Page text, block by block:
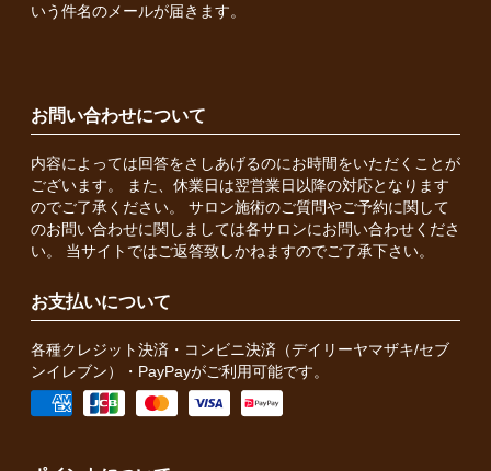
いう件名のメールが届きます。
お問い合わせについて
内容によっては回答をさしあげるのにお時間をいただくことが
ございます。 また、休業日は翌営業日以降の対応となります
のでご了承ください。 サロン施術のご質問やご予約に関して
のお問い合わせに関しましては各サロンにお問い合わせくださ
い。 当サイトではご返答致しかねますのでご了承下さい。
お支払いについて
各種クレジット決済・コンビニ決済（デイリーヤマザキ/セブ
ンイレブン）・PayPayがご利用可能です。